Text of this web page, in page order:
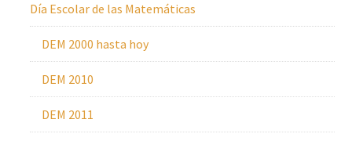
Día Escolar de las Matemáticas
DEM 2000 hasta hoy
DEM 2010
DEM 2011